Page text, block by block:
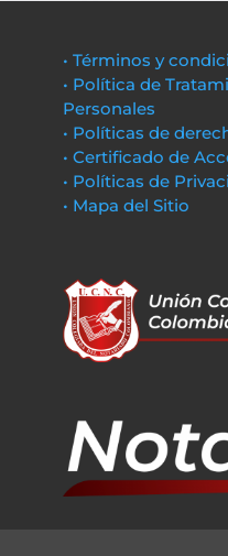
• Términos y
• Política de
Personales
• Políticas de
• Certificado de
• Políticas de
• Mapa del Sitio